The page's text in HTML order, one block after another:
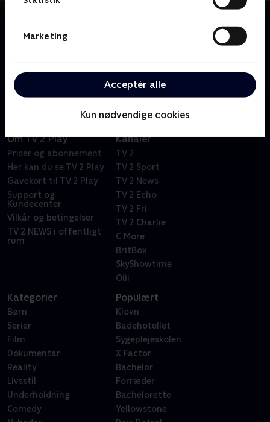
Marketing
Acceptér alle
Kun nødvendige cookies
Om Jysk for begyndere
Torben Chris sætter sin ærkekøbenhavnske ven og
lære at blive en rigtig jyde.
Om TV 2 Play
Priser og abonnement
Her kan du se TV 2 Play
Gavekort til TV 2 Play
Support og
Kundecenter
Vilkår og betingelser
TV 2 NEWS i offentligt
rum
Kanaler
TV 2
TV 2 Sport
TV 2 News
TV 2 Echo
TV 2 Fri
TV 2 Charlie
C More
BritBox
SkyShowtime
Oiii
Kategorier
Børn
Serier
Film
Dokumentar
Reality
Livsstil
Underholdning
Comedy
Populært
Klovn
Badehotellet
Sygeplejeskolen
X Factor
Bachelor
Forræder
Bachelorette
Yellowstone